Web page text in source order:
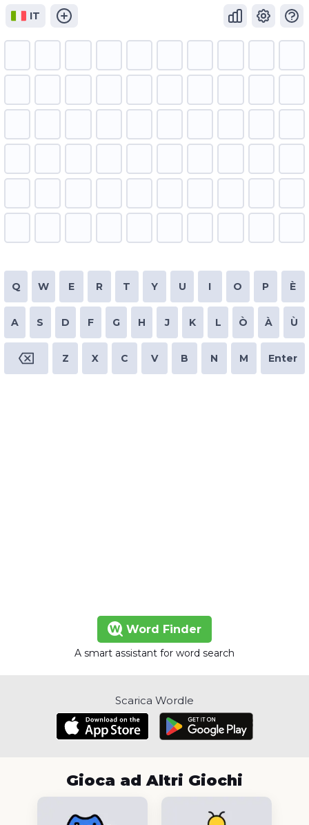
IT
Q W E R T Y U I O P È
A S D F G H J K L Ò À Ù
Z X C V B N M Enter
Word Finder
A smart assistant for word search
Scarica Wordle
Gioca ad Altri Giochi